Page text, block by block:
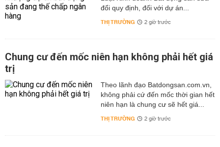
đổi quy định, đối với dự án...
THỊ TRƯỜNG 2 giờ trước
Chung cư đến mốc niên hạn không phải hết giá
trị
Theo lãnh đạo Batdongsan.com.vn,
không phải cứ đến mốc thời gian hết
niên hạn là chung cư sẽ hết giá...
THỊ TRƯỜNG 2 giờ trước